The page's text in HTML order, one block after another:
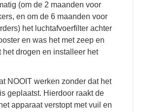
(om de 2 maanden voor
en om de 6 maanden voor
het luchtafvoerfilter achter
en was het met zeep en
het drogen en installeer het
NOOIT werken zonder dat het
geplaatst. Hierdoor raakt de
apparaat verstopt met vuil en